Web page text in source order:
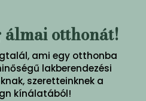
álmai otthonát!
ami egy otthonba
lakberendezési
szeretteinknek a
kínálatából!